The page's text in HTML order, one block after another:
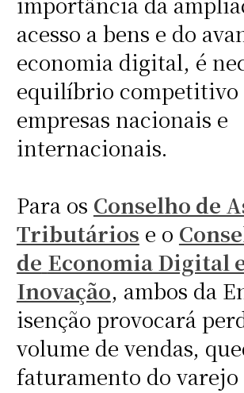
acesso a bens e do
economia digital, é
equilíbrio competitivo
empresas nacionais e
internacionais.
Para os Conselho de
Tributários e o
de Economia Digital
Inovação, ambos da
isenção provocará
volume de vendas,
faturamento do varejo